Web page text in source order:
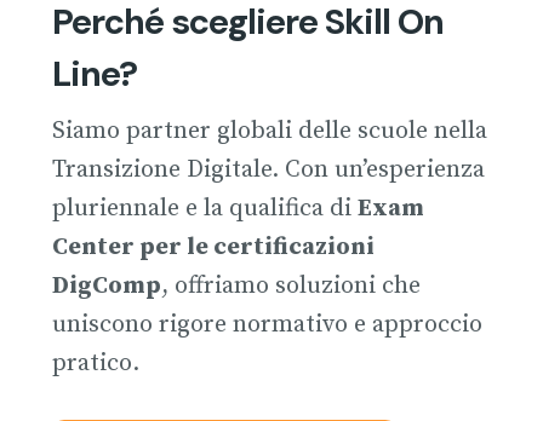
Perché scegliere Skill On
Line?
Siamo partner globali delle scuole nella
Transizione Digitale. Con un’esperienza
pluriennale e la qualifica di Exam
Center per le certificazioni
DigComp, offriamo soluzioni che
uniscono rigore normativo e approccio
pratico.